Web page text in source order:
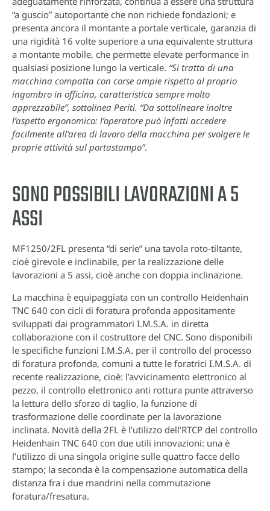
“a guscio” autoportante che non richiede fondazioni; e
presenta ancora il montante a portale verticale, garanzia di
una rigidità 16 volte superiore a una equivalente struttura
a montante mobile, che permette elevate performance in
qualsiasi posizione lungo la verticale. “Si tratta di una
macchina compatta con corse ampie rispetto al proprio
ingombro in officina, caratteristica sempre molto
apprezzabile”, sottolinea Periti. “Da sottolineare inoltre
l’aspetto ergonomico: l’operatore può infatti accedere
facilmente all’area di lavoro della macchina per svolgere le
proprie attività sul portastampo”.
SONO POSSIBILI LAVORAZIONI A 5
ASSI
MF1250/2FL presenta “di serie” una tavola roto-tiltante,
cioè girevole e inclinabile, per la realizzazione delle
lavorazioni a 5 assi, cioè anche con doppia inclinazione.
La macchina è equipaggiata con un controllo Heidenhain
TNC 640 con cicli di foratura profonda appositamente
sviluppati dai programmatori I.M.S.A. in diretta
collaborazione con il costruttore del CNC. Sono disponibili
le specifiche funzioni I.M.S.A. per il controllo del processo
di foratura profonda, comuni a tutte le foratrici I.M.S.A. di
recente realizzazione, cioè: l’avvicinamento elettronico al
pezzo, il controllo elettronico anti rottura punte attraverso
la lettura dello sforzo di taglio, la funzione di
trasformazione delle coordinate per la lavorazione
inclinata. Novità della 2FL è l’utilizzo dell’RTCP del controllo
Heidenhain TNC 640 con due utili innovazioni: una è
l’utilizzo di una singola origine sulle quattro facce dello
stampo; la seconda è la compensazione automatica della
distanza fra i due mandrini nella commutazione
foratura/fresatura.